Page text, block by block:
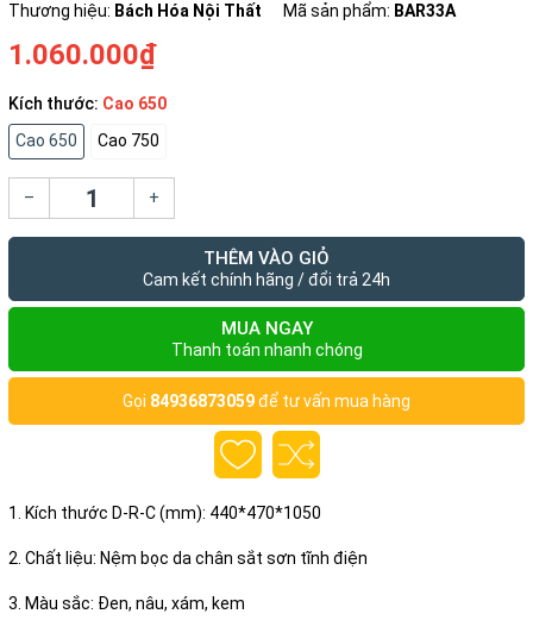
Thương hiệu: Bách Hóa Nội Thất Mã sản phẩm: BAR33A
1.060.000₫
Kích thước: Cao 650
Cao 650
Cao 750
– +
THÊM VÀO GIỎ
Cam kết chính hãng / đổi trả 24h
MUA NGAY
Thanh toán nhanh chóng
Gọi 84936873059để tư vấn mua hàng
1. Kích thước D-R-C (mm): 440*470*1050
2. Chất liệu: Nệm bọc da chân sắt sơn tĩnh điện
3. Màu sắc: Đen, nâu, xám, kem